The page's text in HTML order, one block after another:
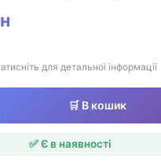
для детальної інформації
🛒 В кошик
✅ Є в наявності